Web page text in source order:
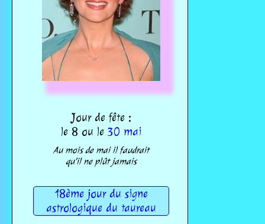
Jour de fête :
le 8 ou le 30 mai
Au mois de mai il faudrait
qu'il ne plût jamais
18ème jour du signe
astrologique du taureau